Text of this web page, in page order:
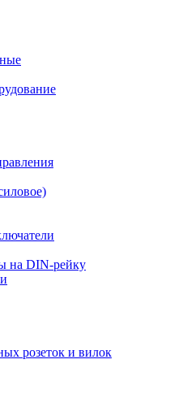
на DIN-рейку
розеток и вилок